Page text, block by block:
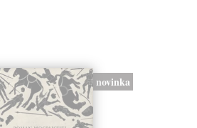
novinka